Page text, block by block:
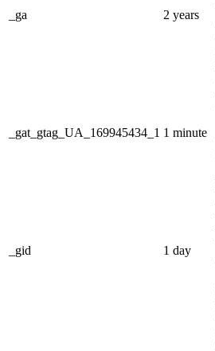
_ga 2 years
_gat_gtag_UA_169945434_1 1 minute
_gid 1 day